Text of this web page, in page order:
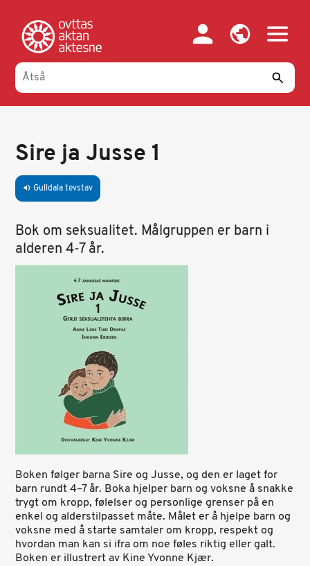
oajvve-
sisadnuj
Sire ja Jusse 1
volume_up Gulldala tevstav
Bok om seksualitet. Målgruppen er barn i
alderen 4-7 år.
Boken følger barna Sire og Jusse, og den er laget for
barn rundt 4–7 år. Boka hjelper barn og voksne å snakke
trygt om kropp, følelser og personlige grenser på en
enkel og alders­tilpasset måte. Målet er å hjelpe barn og
voksne med å starte samtaler om kropp, respekt og
hvordan man kan si ifra om noe føles riktig eller galt.
Boken er illustrert av Kine Yvonne Kjær.